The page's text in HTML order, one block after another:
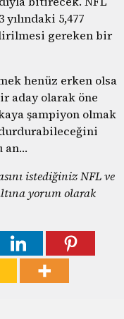
5,477
gereken bir
henüz erken olsa
aday olarak öne
şampiyon olmak
an…
istediğiniz NFL ve
yorum olarak